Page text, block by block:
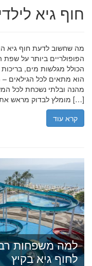
חוף גיא
מה שחשוב לדעת חוף גיא
הפופולריים ביותר על שפת
הכולל מגלשות מים,
הוא מתאים לכל הגילאים –
מהנה ובלתי נשכחת לכל
מומלץ לבדוק מראש את […]
קרא עוד
למה משפחות
לחוף גיא בקיץ